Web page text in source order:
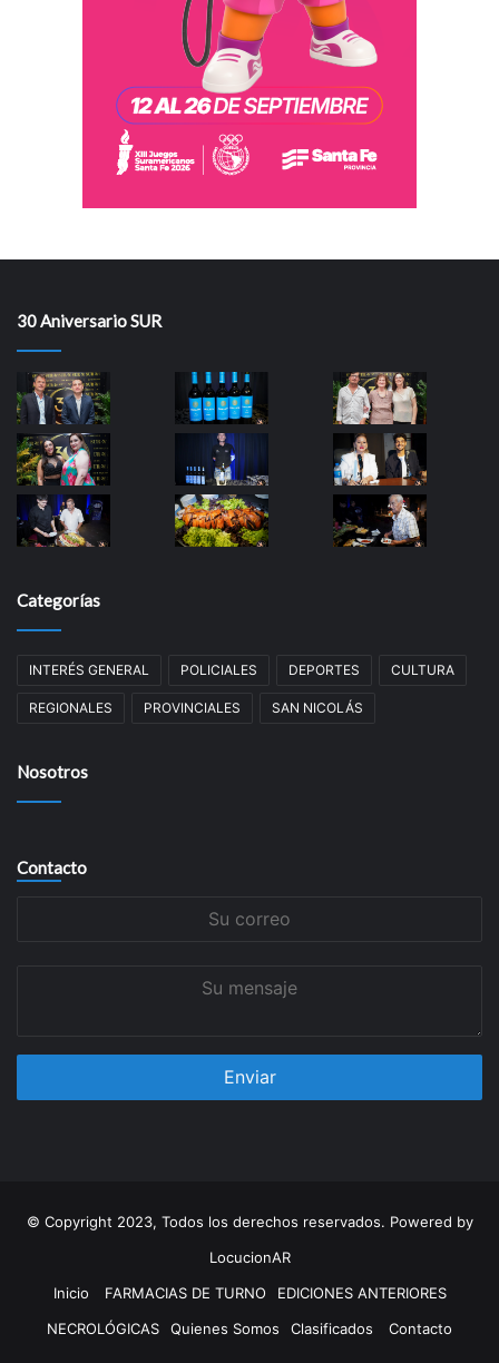
30 Aniversario SUR
Categorías
INTERÉS GENERAL POLICIALES DEPORTES CULTURA
REGIONALES PROVINCIALES SAN NICOLÁS
Nosotros
Contacto
© Copyright 2023, Todos los derechos reservados. Powered by
LocucionAR
Inicio
FARMACIAS DE TURNO
EDICIONES ANTERIORES
NECROLÓGICAS
Quienes Somos Clasificados Contacto